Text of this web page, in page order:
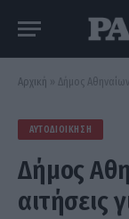
Αρχική » Δήμος Αθηναίων:
ΑΥΤΟΔΙΟΊΚΗΣΗ
Δήμος
αιτήσεις